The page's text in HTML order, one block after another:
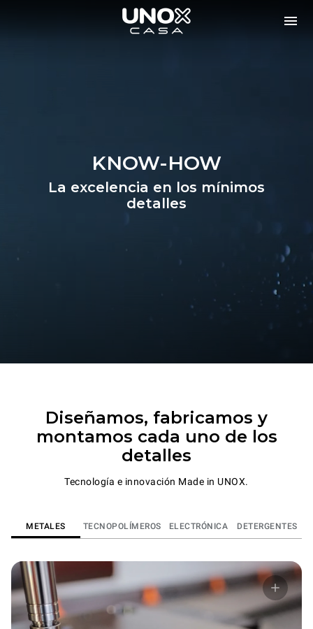
KNOW-HOW
La excelencia en los mínimos
detalles
Diseñamos, fabricamos y
montamos cada uno de los
detalles
Tecnología e innovación Made in UNOX.
METALES TECNOPOLÍMEROS ELECTRÓNICA DETERGENTES